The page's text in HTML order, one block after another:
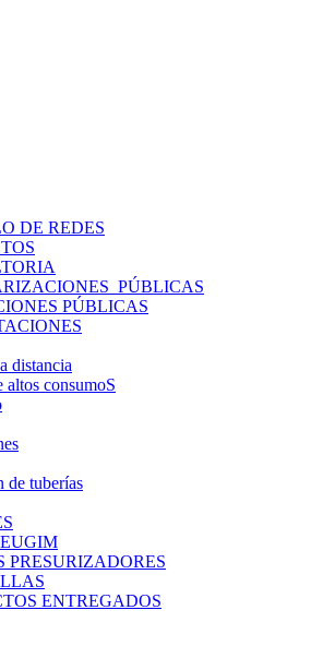
DE REDES
PÚBLICAS
distancia
altos consumoS
de tuberías
PRESURIZADORES
ENTREGADOS